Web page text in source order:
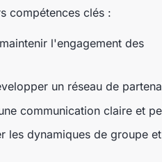
compétences clés :
l'engagement des
un réseau de
communication claire et
les dynamiques de groupe